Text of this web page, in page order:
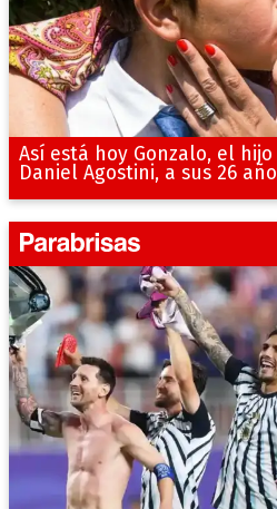
Así está hoy Gonzalo, el
Daniel Agostini, a sus 26